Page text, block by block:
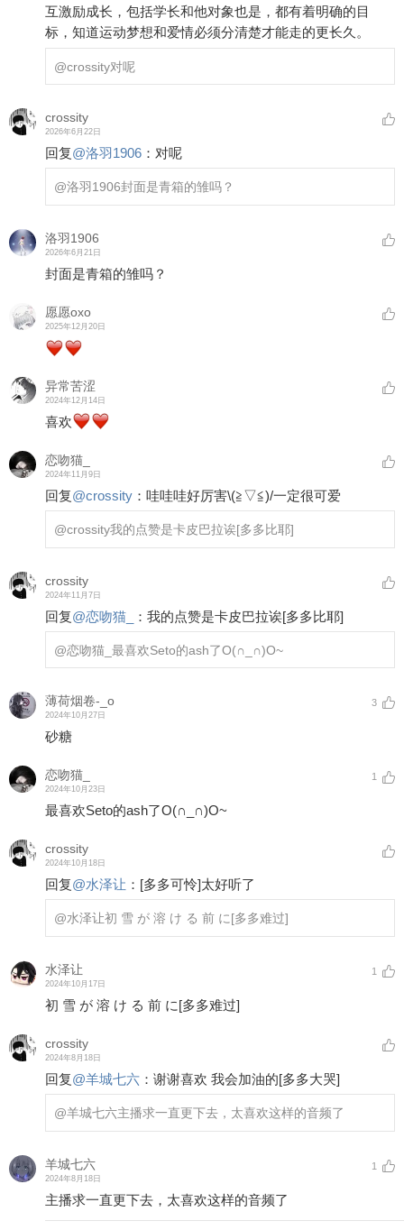
互激励成长，包括学长和他对象也是，都有着明确的目
标，知道运动梦想和爱情必须分清楚才能走的更长久。
@crossity对呢
crossity
2026年6月22日
回复@洛羽1906 ： 对呢
@洛羽1906封面是青箱的雏吗？
洛羽1906
2026年6月21日
封面是青箱的雏吗？
愿愿oxo
2025年12月20日
异常苦涩
2024年12月14日
喜欢
恋吻猫_
2024年11月9日
回复@crossity ： 哇哇哇好厉害\(≧▽≦)/一定很可爱
@crossity我的点赞是卡皮巴拉诶[多多比耶]
crossity
2024年11月7日
回复@恋吻猫_ ： 我的点赞是卡皮巴拉诶[多多比耶]
@恋吻猫_ 最喜欢Seto的ash了O(∩_∩)O~
薄荷烟卷-_o
2024年10月27日
3
砂糖
恋吻猫_
2024年10月23日
1
最喜欢Seto的ash了O(∩_∩)O~
crossity
2024年10月18日
回复@水泽让 ： [多多可怜]太好听了
@水泽让初 雪 が 溶 け る 前 に[多多难过]
水泽让
2024年10月17日
1
初 雪 が 溶 け る 前 に[多多难过]
crossity
2024年8月18日
回复@羊城七六 ： 谢谢喜欢 我会加油的[多多大哭]
@羊城七六主播求一直更下去，太喜欢这样的音频了
羊城七六
2024年8月18日
1
主播求一直更下去，太喜欢这样的音频了